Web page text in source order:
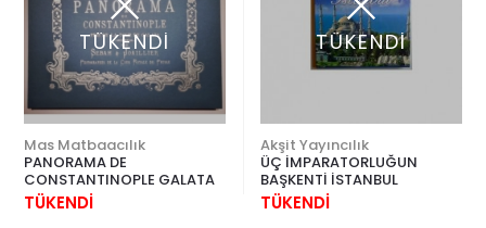
TÜKENDİ
Mas Matbaacılık
PANORAMA DE
CONSTANTINOPLE GALATA
TÜKENDİ
TÜKENDİ
Akşit Yayıncılık
ÜÇ İMPARATORLUĞUN
BAŞKENTİ İSTANBUL
TÜKENDİ